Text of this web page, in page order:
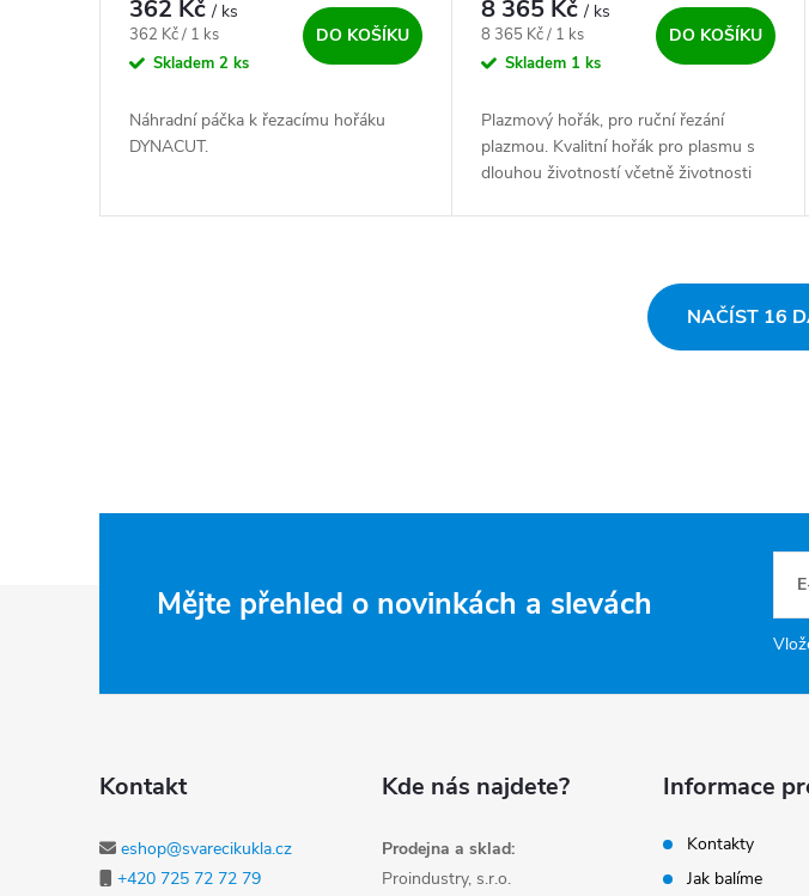
362 Kč/ ks
Měrná cena:
362 Kč / 1 ks
Skladem 2 ks
DO KOŠÍKU
Náhradní páčka k řezacímu hořáku
DYNACUT.
8 365 Kč/ ks
Měrná cena:
8 365 Kč / 1 ks
Skladem 1 ks
DO KOŠÍKU
Plazmový hořák, pro ruční řezání
plazmou. Kvalitní hořák pro plasmu s
dlouhou životností včetně životnosti
NAČÍST 16
Mějte přehled o novinkách a slevách
Kontakt
eshop@svarecikukla.cz
+420 725 72 72 79
Kde nás najdete?
Prodejna a sklad:
Proindustry, s.r.o.
Informace
Kontakty
Jak balíme